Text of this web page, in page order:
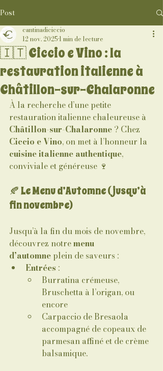
Post
🇮🇹 Ciccio e Vino : la
restauration italienne à
Châtillon-sur-Chalaronne
cantinadiciccio
12 nov. 20251 min de lecture
À la recherche d’une petite
restauration italienne chaleureuse à
Châtillon-sur-Chalaronne ? Chez
Ciccio e Vino, on met à l’honneur la
cuisine italienne authentique,
conviviale et généreuse 🍷
🍂 Le Menu d’Automne (jusqu’à
fin novembre)
Jusqu’à la fin du mois de novembre,
découvrez notre menu
d’automne plein de saveurs :
Entrées :
Burratina crémeuse,
Bruschetta à l’origan, ou
encore
Carpaccio de Bresaola
accompagné de copeaux de
parmesan affiné et de crème
balsamique.